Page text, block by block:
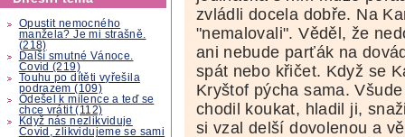
Opustit nemocného
manžela? Je mi strašně.
(218)
Další smutné Vánoce.
Covid (219)
Touhu po dítěti vyřešila
podrazem (109)
Odešel k milence a teď se
chce vrátit (112)
Když nás nezlikviduje
Covid, zlikvidujeme se sami
zvládli docela dobře. Na
"nemalovali". Věděl, že
ani nebude parťák na
spát nebo křičet. Když se
Kryštof pýcha sama.
chodil koukat, hladil ji,
si vzal delší dovolenou a